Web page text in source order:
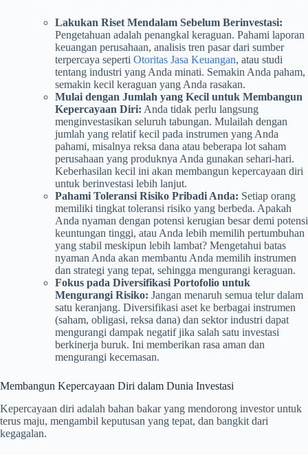
Lakukan Riset Mendalam Sebelum Berinvestasi:
Pengetahuan adalah penangkal keraguan. Pahami laporan
keuangan perusahaan, analisis tren pasar dari sumber
terpercaya seperti Otoritas Jasa Keuangan, atau studi
tentang industri yang Anda minati. Semakin Anda paham,
semakin kecil keraguan yang Anda rasakan.
Mulai dengan Jumlah yang Kecil untuk Membangun
Kepercayaan Diri: Anda tidak perlu langsung
menginvestasikan seluruh tabungan. Mulailah dengan
jumlah yang relatif kecil pada instrumen yang Anda
pahami, misalnya reksa dana atau beberapa lot saham
perusahaan yang produknya Anda gunakan sehari-hari.
Keberhasilan kecil ini akan membangun kepercayaan diri
untuk berinvestasi lebih lanjut.
Pahami Toleransi Risiko Pribadi Anda: Setiap orang
memiliki tingkat toleransi risiko yang berbeda. Apakah
Anda nyaman dengan potensi kerugian besar demi potensi
keuntungan tinggi, atau Anda lebih memilih pertumbuhan
yang stabil meskipun lebih lambat? Mengetahui batas
nyaman Anda akan membantu Anda memilih instrumen
dan strategi yang tepat, sehingga mengurangi keraguan.
Fokus pada Diversifikasi Portofolio untuk
Mengurangi Risiko: Jangan menaruh semua telur dalam
satu keranjang. Diversifikasi aset ke berbagai instrumen
(saham, obligasi, reksa dana) dan sektor industri dapat
mengurangi dampak negatif jika salah satu investasi
berkinerja buruk. Ini memberikan rasa aman dan
mengurangi kecemasan.
Membangun Kepercayaan Diri dalam Dunia Investasi
Kepercayaan diri adalah bahan bakar yang mendorong investor untuk
terus maju, mengambil keputusan yang tepat, dan bangkit dari
kegagalan.